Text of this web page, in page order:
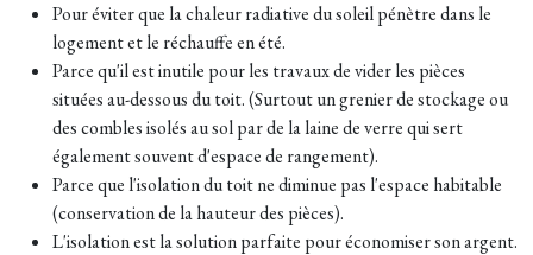
Pour éviter que la chaleur radiative du soleil pénètre dans le
logement et le réchauffe en été.
Parce qu'il est inutile pour les travaux de vider les pièces
situées au-dessous du toit. (Surtout un grenier de stockage ou
des combles isolés au sol par de la laine de verre qui sert
également souvent d'espace de rangement).
Parce que l'isolation du toit ne diminue pas l'espace habitable
(conservation de la hauteur des pièces).
L'isolation est la solution parfaite pour économiser son argent.